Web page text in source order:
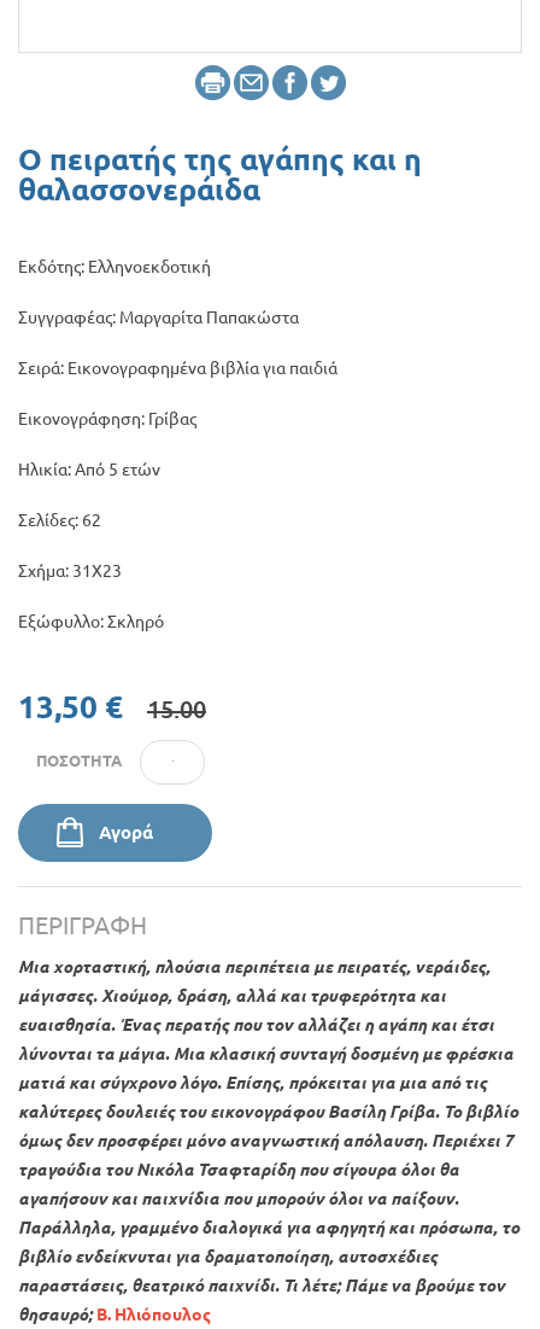
Ο πειρατής της αγάπης και η
θαλασσονεράιδα
Εκδότης: Ελληνοεκδοτική
Συγγραφέας: Μαργαρίτα Παπακώστα
Σειρά: Εικονογραφημένα βιβλία για παιδιά
Εικονογράφηση: Γρίβας
Ηλικία: Από 5 ετών
Σελίδες: 62
Σχήμα: 31Χ23
Εξώφυλλο: Σκληρό
13,50 € 15.00
ΠΟΣΌΤΗΤΑ
Αγορά
ΠΕΡΙΓΡΑΦΉ
Μια χορταστική, πλούσια περιπέτεια με πειρατές, νεράιδες,
μάγισσες. Χιούμορ, δράση, αλλά και τρυφερότητα και
ευαισθησία. Ένας περατής που τον αλλάζει η αγάπη και έτσι
λύνονται τα μάγια. Μια κλασική συνταγή δοσμένη με φρέσκια
ματιά και σύγχρονο λόγο. Επίσης, πρόκειται για μια από τις
καλύτερες δουλειές του εικονογράφου Βασίλη Γρίβα. Το βιβλίο
όμως δεν προσφέρει μόνο αναγνωστική απόλαυση. Περιέχει 7
τραγούδια του Νικόλα Τσαφταρίδη που σίγουρα όλοι θα
αγαπήσουν και παιχνίδια που μπορούν όλοι να παίξουν.
Παράλληλα, γραμμένο διαλογικά για αφηγητή και πρόσωπα, το
βιβλίο ενδείκνυται για δραματοποίηση, αυτοσχέδιες
παραστάσεις, θεατρικό παιχνίδι. Τι λέτε; Πάμε να βρούμε τον
θησαυρό; Β. Ηλιόπουλος